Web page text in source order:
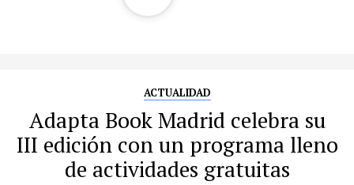
ACTUALIDAD
Adapta Book Madrid celebra su
III edición con un programa lleno
de actividades gratuitas